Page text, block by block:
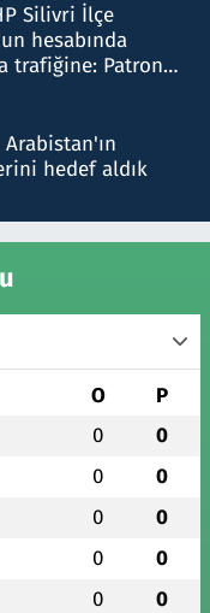
Silivri İlçe
hesabında
trafiğine: Patron
hedef aldık
O P
0 0
0 0
0 0
0 0
0 0